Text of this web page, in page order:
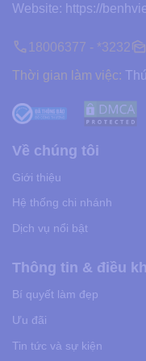
Website: https://
18006377 - *3232
Thời gian làm việc:
Về chúng tôi
Giới thiệu
Hệ thống chi nhánh
Dịch vụ nổi bật
Thông tin & điều
Bí quyết làm đẹp
Ưu đãi
Tin tức và sự kiện